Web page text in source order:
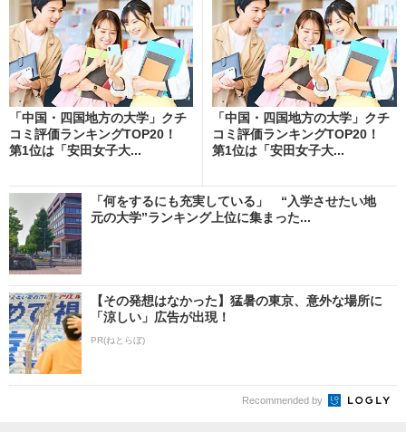
「中国・四国地方の大学」クチ
コミ評価ランキングTOP20！
第1位は「安田女子大...
「中国・四国地方の大学」クチ
コミ評価ランキングTOP20！
第1位は「安田女子大...
「何をするにも充実している」 “入学させたい地
元の大学”ランキング上位に集まった...
【その発想はなかった】猛暑の東京、意外な場所に
「涼しい」広告が出現！
PR(ねとらぼ)
Recommended by